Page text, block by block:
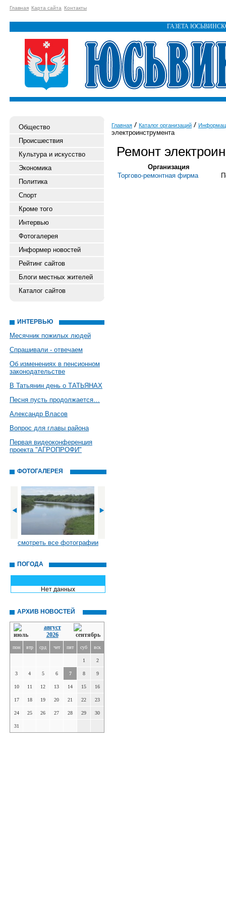
Главная Карта сайта Контакты
ГАЗЕТА
Общество
Происшествия
Культура и искусство
Экономика
Политика
Спорт
Кроме того
Интервью
Фотогалерея
Информер новостей
Рейтинг сайтов
Блоги местных жителей
Каталог сайтов
ИНТЕРВЬЮ
Месячник пожилых людей
Спрашивали - отвечаем
Об изменениях в пенсионном
законодательстве
В Татьянин день о ТАТЬЯНАХ
Песня пусть продолжается…
Александр Власов
Вопрос для главы района
Первая видеоконференция
проекта "АГРОПРОФИ"
ФОТОГАЛЕРЕЯ
смотреть все фотографии
ПОГОДА
Нет данных
АРХИВ НОВОСТЕЙ
август
2026
пон втр срд чет пят суб вск
1 2
3 4 5 6 7 8 9
10 11 12 13 14 15 16
17 18 19 20 21 22 23
24 25 26 27 28 29 30
31
Главная Каталог организаций
электроинструмента
Ремонт
Организация
Торгово-ремонтная фирма